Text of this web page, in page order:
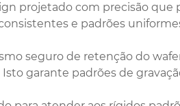
projetado com precisão
e padrões
seguro de retenção do
garante padrões de